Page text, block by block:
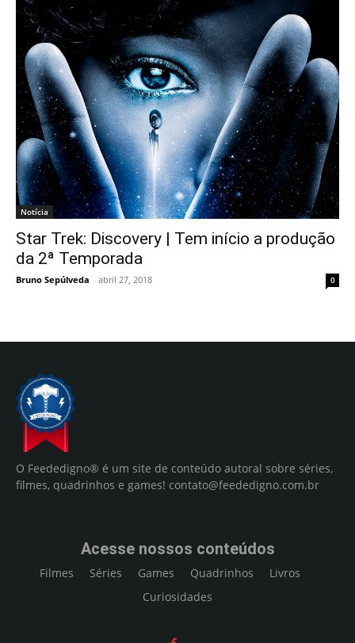
Notícia
Star Trek: Discovery | Tem início a produção
da 2ª Temporada
Bruno Sepúlveda - abril 27, 2018 0
O Feededigno® é um site de conteúdo autoral sobre séries,
filmes, quadrinhos e games! contato@feededigno.com.br
Acesse nossos conteúdos
Filmes Séries Games Quadrinhos
Livros
Curiosidades